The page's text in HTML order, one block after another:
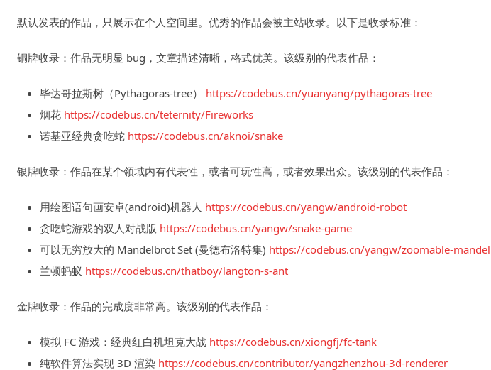
默认发表的作品，只展示在个人空间里。优秀的作品会被主站收录。以下是收录标准：
铜牌收录：作品无明显 bug，文章描述清晰，格式优美。该级别的代表作品：
毕达哥拉斯树（Pythagoras-tree） https://codebus.cn/yuanyang/pythagoras-tree
烟花 https://codebus.cn/teternity/Fireworks
诺基亚经典贪吃蛇 https://codebus.cn/aknoi/snake
银牌收录：作品在某个领域内有代表性，或者可玩性高，或者效果出众。该级别的代表作品：
用绘图语句画安卓(android)机器人 https://codebus.cn/yangw/android-robot
贪吃蛇游戏的双人对战版 https://codebus.cn/yangw/snake-game
可以无穷放大的 Mandelbrot Set (曼德布洛特集) https://codebus.cn/yangw/zoomable-
兰顿蚂蚁 https://codebus.cn/thatboy/langton-s-ant
金牌收录：作品的完成度非常高。该级别的代表作品：
模拟 FC 游戏：经典红白机坦克大战 https://codebus.cn/xiongfj/fc-tank
纯软件算法实现 3D 渲染 https://codebus.cn/contributor/yangzhenzhou-3d-renderer